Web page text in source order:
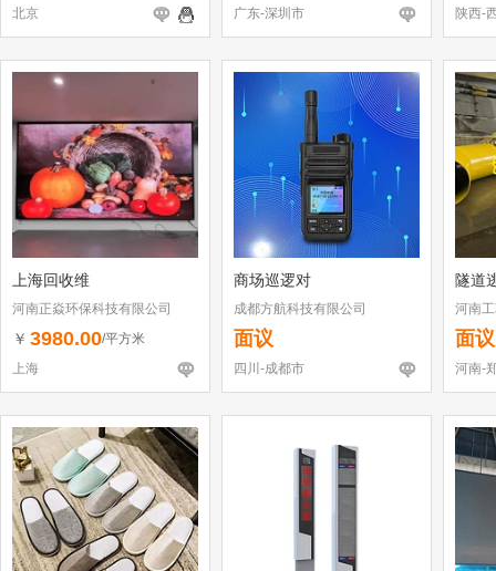
北京
广东-深圳市 陕西-
上海回收维
河南正焱环保科技有限公司
￥ 3980.00/平方米
上海
商场巡逻对
成都方航科技有限公司
面议
四川-成都市
隧道
河南
面议
河南-